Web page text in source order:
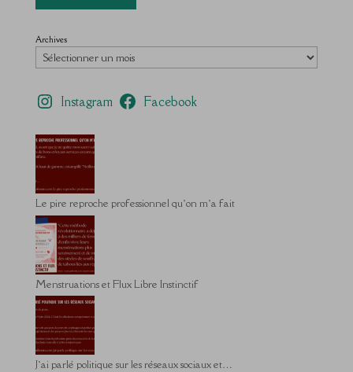
Archives
Instagram Facebook
Le pire reproche professionnel qu’on m’a fait
Menstruations et Flux Libre Instinctif
J’ai parlé politique sur les réseaux sociaux et…